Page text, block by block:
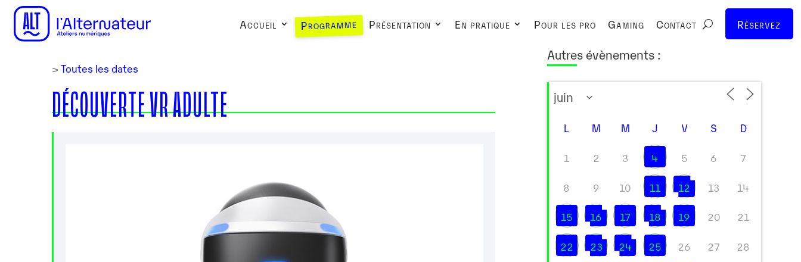
Accueil Programme Présentation En pratique Pour les pro Gaming Contact Réservez
> Toutes les dates
DÉCOUVERTE VR ADULTE
Autres évènements :
L M M J V S D
1 2 3 4 5 6 7
8 9 10 11 12 13 14
15 16 17 18 19 20 21
22 23 24 25 26 27 28